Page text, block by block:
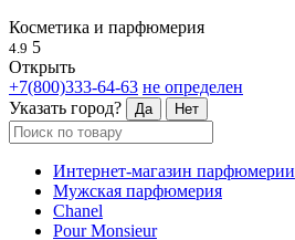
Косметика и парфюмерия
4.9 5
Открыть
+7(800)333-64-63 не определен
Указать город?
Да Нет
Интернет-магазин парфюмерии
Мужская парфюмерия
Chanel
Pour Monsieur